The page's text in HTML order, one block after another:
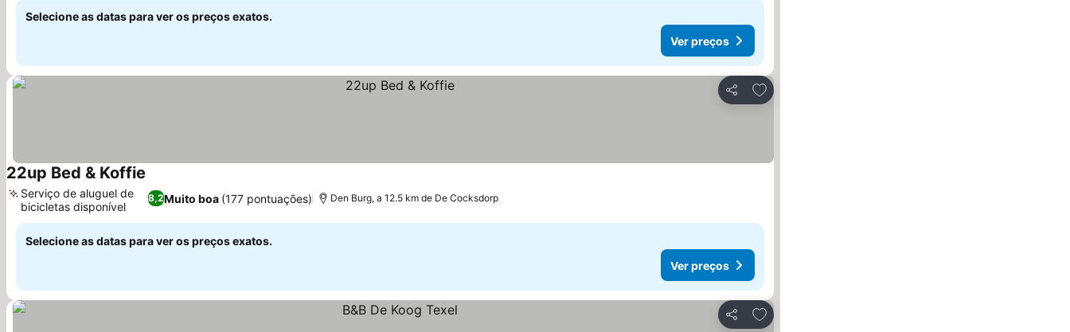
Selecione as datas para ver os preços exatos.
Ver preços
Partilhar
Adicionar aos favoritos
22up Bed & Koffie
8,2Muito boa (177 pontuações)
Serviço de aluguel de
bicicletas disponível
Den Burg, a 12.5 km de De Cocksdorp
Selecione as datas para ver os preços exatos.
Ver preços
Partilhar
Adicionar aos favoritos